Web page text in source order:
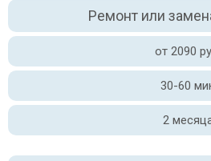
Ремонт или
от 2090
30-60
2